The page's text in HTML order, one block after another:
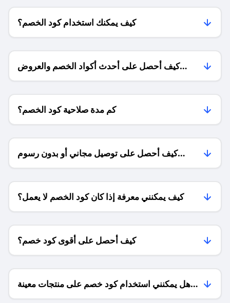
كيف يمكنك استخدام كود الخصم؟
كيف أحصل على أحدث أكواد الخصم والعروض
للمتاجر؟
كم مدة صلاحية كود الخصم؟
كيف أحصل على توصيل مجاني أو بدون رسوم
الشحن ؟
كيف يمكنني معرفة إذا كان كود الخصم لا يعمل؟
كيف أحصل على أقوى كود خصم؟
هل يمكنني استخدام كود خصم على منتجات معينة
فقط؟